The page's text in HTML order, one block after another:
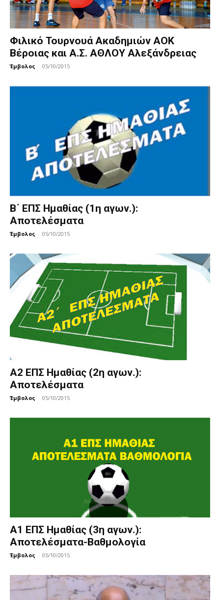
Φιλικό Τουρνουά Ακαδημιών ΑΟΚ
Βέροιας και Α.Σ. ΑΘΛΟΥ Αλεξάνδρειας
Έμβολος - 05/10/2015
B΄ ΕΠΣ Ημαθίας (1η αγων.):
Αποτελέσματα
Έμβολος - 05/10/2015
Α2 ΕΠΣ Ημαθίας (2η αγων.):
Αποτελέσματα
Έμβολος - 05/10/2015
Α1 ΕΠΣ Ημαθίας (3η αγων.):
Αποτελέσματα-Βαθμολογία
Έμβολος - 05/10/2015